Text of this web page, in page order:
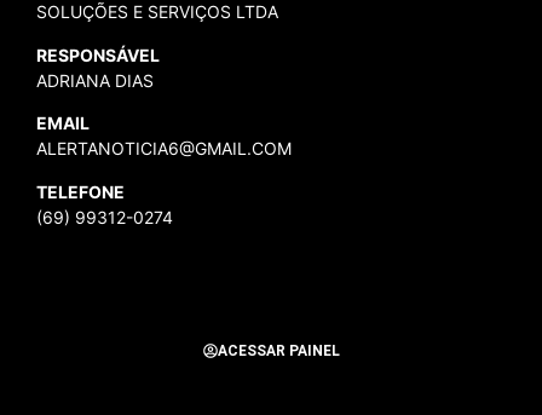
SOLUÇÕES E SERVIÇOS LTDA
RESPONSÁVEL
ADRIANA DIAS
EMAIL
ALERTANOTICIA6@GMAIL.COM
TELEFONE
(69) 99312-0274
ACESSAR PAINEL